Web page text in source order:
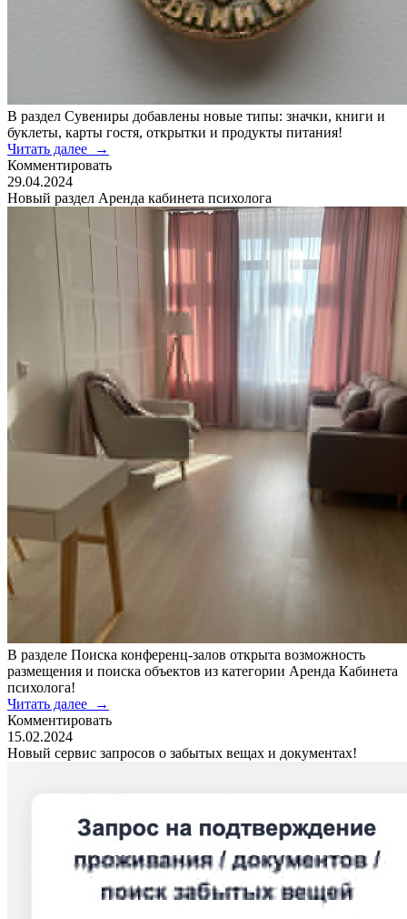
В раздел Сувениры добавлены новые типы: значки, книги и
буклеты, карты гостя, открытки и продукты питания!
Читать далее →
Комментировать
29.04.2024
Новый раздел Аренда кабинета психолога
В разделе Поиска конференц-залов открыта возможность
размещения и поиска объектов из категории Аренда Кабинета
психолога!
Читать далее →
Комментировать
15.02.2024
Новый сервис запросов о забытых вещах и документах!